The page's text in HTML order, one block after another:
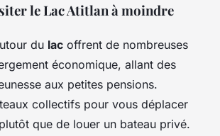
le Lac Atitlan à moindre
du lac offrent de nombreuses
économique, allant des
aux petites pensions.
collectifs pour vous déplacer
plutôt que de louer un bateau privé.